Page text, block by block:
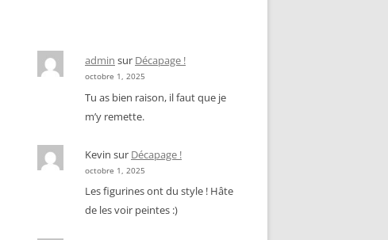
admin sur Décapage !
octobre 1, 2025
Tu as bien raison, il faut que je
m’y remette.
Kevin sur Décapage !
octobre 1, 2025
Les figurines ont du style ! Hâte
de les voir peintes :)